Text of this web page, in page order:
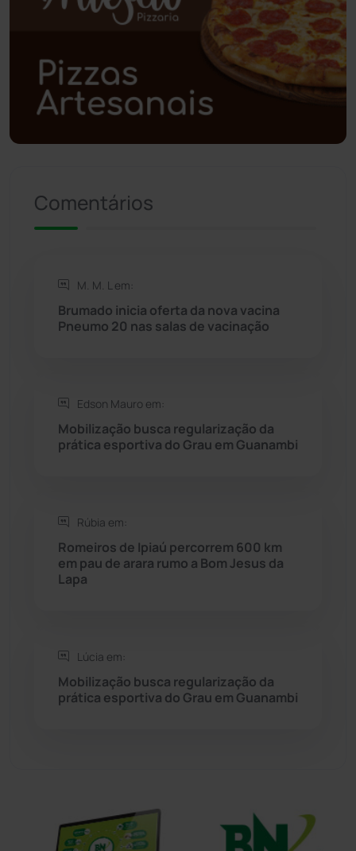
Polícia Civil (59)
Polícia Militar (27)
Política (03)
Presidente Jânio Qu... (125)
Rio de Contas
Rio do Antônio
Rio do Pires
Seabra
Sebastião Laranjeiras (96)
Sudoeste Baiano
Tanhaçu
Comentários
M. M. L em:
Brumado inicia oferta da nova vacina
Pneumo 20 nas salas de vacinação
Edson Mauro em:
Mobilização busca regularização da
prática esportiva do Grau em Guanambi
Rúbia em:
Romeiros de Ipiaú percorrem 600 km
em pau de arara rumo a Bom Jesus da
Lapa
Lúcia em:
Mobilização busca regularização da
prática esportiva do Grau em Guanambi